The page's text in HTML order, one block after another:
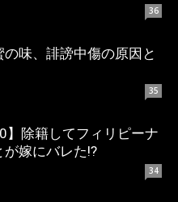
36
味、誹謗中傷の原因と
35
】除籍してフィリピーナ
が嫁にバレた!?
34